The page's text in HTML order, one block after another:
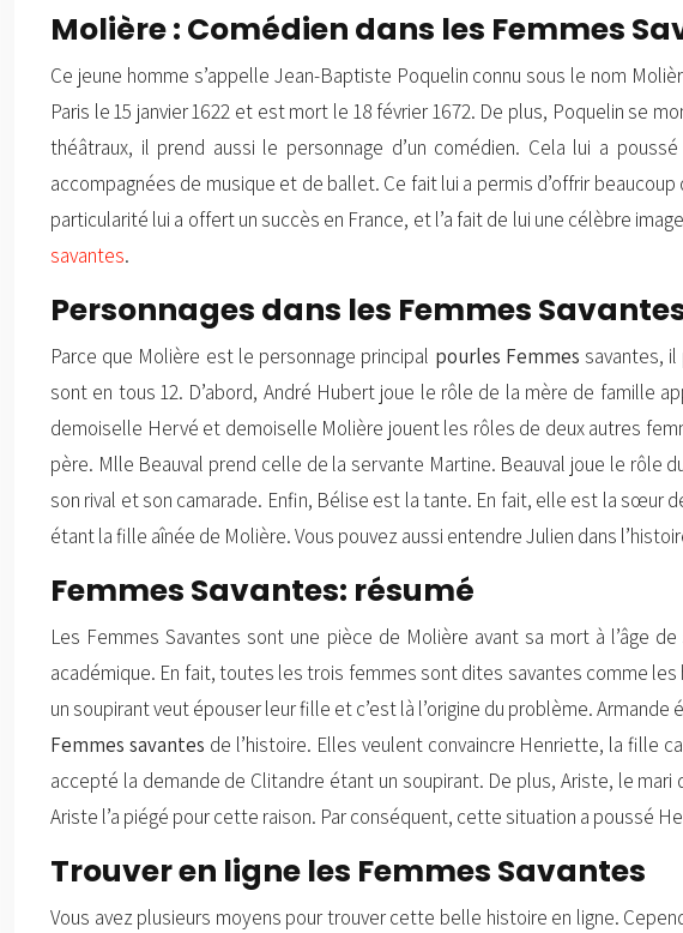
Molière : Comédien dans les Femmes
Ce jeune homme s’appelle Jean-Baptiste Poquelin connu sous le nom
Paris le 15 janvier 1622 et est mort le 18 février 1672. De plus, Poquelin se
théâtraux, il prend aussi le personnage d’un comédien. Cela lui a
accompagnées de musique et de ballet. Ce fait lui a permis d’offrir
particularité lui a offert un succès en France, et l’a fait de lui une célèbre
savantes.
Personnages dans les Femmes
Parce que Molière est le personnage principal pourles Femmes savantes, il
sont en tous 12. D’abord, André Hubert joue le rôle de la mère de famille
demoiselle Hervé et demoiselle Molière jouent les rôles de deux autres
père. Mlle Beauval prend celle de la servante Martine. Beauval joue le rôle
son rival et son camarade. Enfin, Bélise est la tante. En fait, elle est la sœur
étant la fille aînée de Molière. Vous pouvez aussi entendre Julien dans
Femmes Savantes: résumé
Les Femmes Savantes sont une pièce de Molière avant sa mort à l’âge
académique. En fait, toutes les trois femmes sont dites savantes comme
un soupirant veut épouser leur fille et c’est là l’origine du problème.
Femmes savantes de l’histoire. Elles veulent convaincre Henriette, la fille
accepté la demande de Clitandre étant un soupirant. De plus, Ariste, le
Ariste l’a piégé pour cette raison. Par conséquent, cette situation a poussé
Trouver en ligne les Femmes Savantes
Vous avez plusieurs moyens pour trouver cette belle histoire en ligne.